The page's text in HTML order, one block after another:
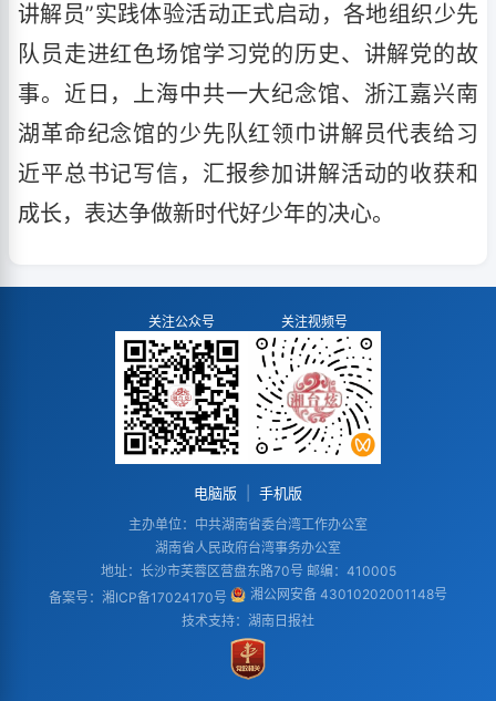
讲解员”实践体验活动正式启动，各地组织少先
队员走进红色场馆学习党的历史、讲解党的故
事。近日，上海中共一大纪念馆、浙江嘉兴南
湖革命纪念馆的少先队红领巾讲解员代表给习
近平总书记写信，汇报参加讲解活动的收获和
成长，表达争做新时代好少年的决心。
关注公众号 关注视频号
电脑版 手机版
主办单位：中共湖南省委台湾工作办公室
湖南省人民政府台湾事务办公室
地址：长沙市芙蓉区营盘东路70号 邮编：410005
备案号： 湘ICP备17024170号
湘公网安备 43010202001148号
技术支持：湖南日报社